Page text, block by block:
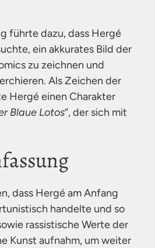
führte dazu, dass Hergé
ein akkurates Bild der
zu zeichnen und
Als Zeichen der
Hergé einen Charakter
Blaue Lotos“, der sich mit
dass Hergé am Anfang
handelte und so
rassistische Werte der
Kunst aufnahm, um weiter